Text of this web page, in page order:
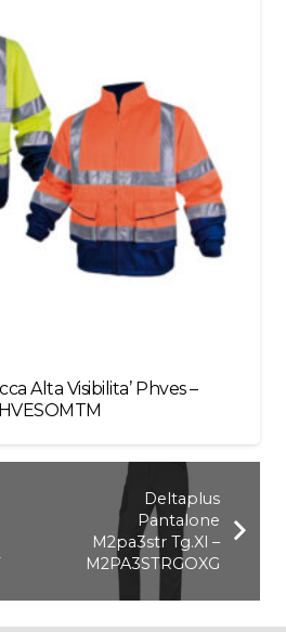
Alta Visibilita’ Phves –
Deltaplus
Pantalone
M2pa3str Tg.Xl –
M2PA3STRGOXG